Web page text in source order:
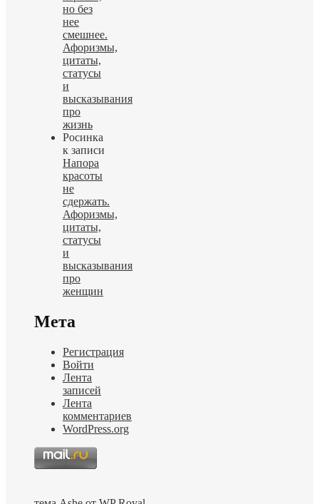
но без
нее
смешнее.
Афоризмы,
цитаты,
статусы
и
высказывания
про
жизнь
Росинка
к записи
Напора
красоты
не
сдержать.
Афоризмы,
цитаты,
статусы
и
высказывания
про
женщин
Мета
Регистрация
Войти
Лента
записей
Лента
комментариев
WordPress.org